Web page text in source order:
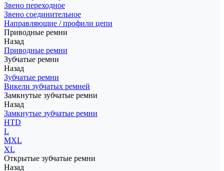
Звено переходное
Звено соединительное
Направляющие / профили цепи
Приводные ремни
Назад
Приводные ремни
Зубчатые ремни
Назад
Зубчатые ремни
Викели зубчатых ремней
Замкнутые зубчатые ремни
Назад
Замкнутые зубчатые ремни
HTD
L
MXL
XL
Открытые зубчатые ремни
Назад